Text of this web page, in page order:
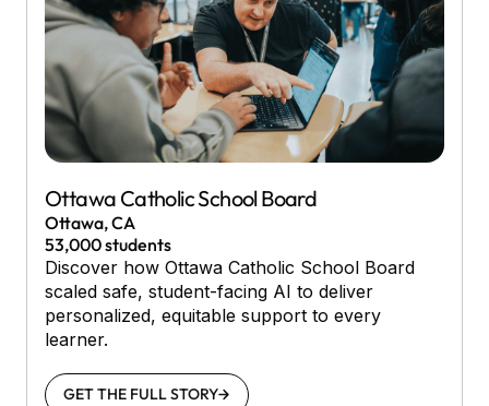
Ottawa Catholic School Board
Ottawa, CA
53,000 students
Discover how Ottawa Catholic School Board
scaled safe, student-facing AI to deliver
personalized, equitable support to every
learner.
GET THE FULL STORY